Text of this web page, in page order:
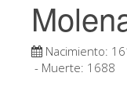
Nacimiento:
- Muerte: 1688